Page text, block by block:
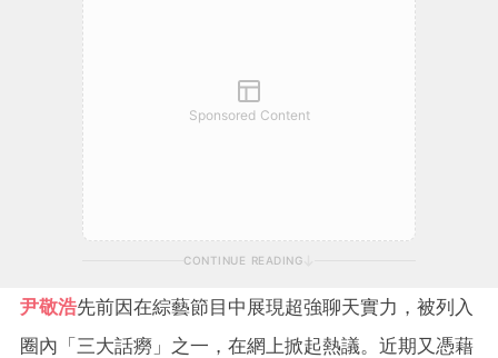
Sponsored Content
CONTINUE READING
尹敬浩先前因在綜藝節目中展現超強聊天實力，被列入
圈內「三大話癆」之一，在網上掀起熱議。近期又憑藉